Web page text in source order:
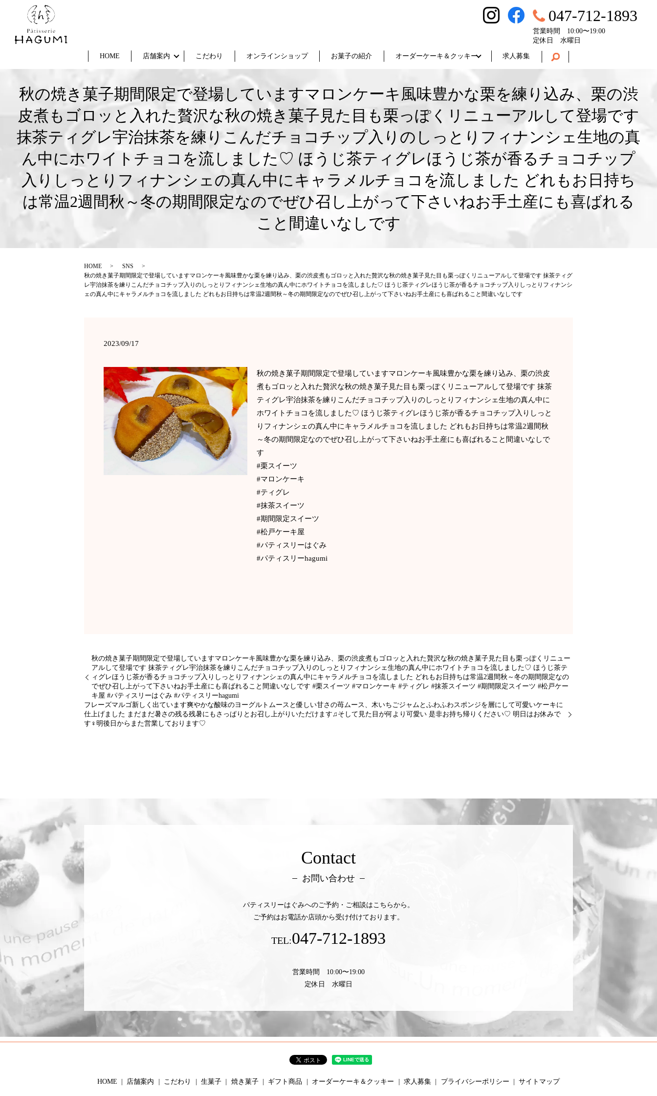
HOME 店舗案内 こだわり オンラインショップ お菓子の紹介 オーダーケーキ＆クッキー 求人募集
047-712-1893
営業時間 10:00〜19:00
定休日 水曜日
秋の焼き菓子期間限定で登場していますマロンケーキ風味豊かな栗を練り込み、栗の渋
皮煮もゴロッと入れた贅沢な秋の焼き菓子見た目も栗っぽくリニューアルして登場です
抹茶ティグレ宇治抹茶を練りこんだチョコチップ入りのしっとりフィナンシェ生地の真
ん中にホワイトチョコを流しました♡ ‬ほうじ茶ティグレ‬ほうじ茶が香るチョコチップ
入りしっとりフィナンシェの真ん中にキャラメルチョコを流しました どれもお日持ち
は常温2週間秋～冬の期間限定なのでぜひ召し上がって下さいねお手土産にも喜ばれる
こと間違いなしです
HOME
SNS
秋の焼き菓子期間限定で登場していますマロンケーキ風味豊かな栗を練り込み、栗の渋皮煮もゴロッと入れた贅沢な秋の焼き菓子見た目も栗っぽくリニューアルして登場です 抹茶ティグ
レ宇治抹茶を練りこんだチョコチップ入りのしっとりフィナンシェ生地の真ん中にホワイトチョコを流しました♡ ‬ほうじ茶ティグレ‬ほうじ茶が香るチョコチップ入りしっとりフィナンシ
ェの真ん中にキャラメルチョコを流しました どれもお日持ちは常温2週間秋～冬の期間限定なのでぜひ召し上がって下さいねお手土産にも喜ばれること間違いなしです
2023/09/17
秋の焼き菓子期間限定で登場していますマロンケーキ風味豊かな栗を練り込み、栗の渋皮
煮もゴロッと入れた贅沢な秋の焼き菓子見た目も栗っぽくリニューアルして登場です 抹茶
ティグレ宇治抹茶を練りこんだチョコチップ入りのしっとりフィナンシェ生地の真ん中に
ホワイトチョコを流しました♡ ‬ほうじ茶ティグレ‬ほうじ茶が香るチョコチップ入りしっと
りフィナンシェの真ん中にキャラメルチョコを流しました どれもお日持ちは常温2週間秋
～冬の期間限定なのでぜひ召し上がって下さいねお手土産にも喜ばれること間違いなしで
す
#栗スイーツ
#マロンケーキ
#ティグレ
#抹茶スイーツ
#期間限定スイーツ
#松戸ケーキ屋
#パティスリーはぐみ
#パティスリーhagumi
秋の焼き菓子期間限定で登場していますマロンケーキ風味豊かな栗を練り込み、栗の渋皮煮もゴロッと入れた贅沢な秋の焼き菓子見た目も栗っぽくリニュー
アルして登場です 抹茶ティグレ宇治抹茶を練りこんだチョコチップ入りのしっとりフィナンシェ生地の真ん中にホワイトチョコを流しました♡ ‬ほうじ茶テ
ィグレ‬ほうじ茶が香るチョコチップ入りしっとりフィナンシェの真ん中にキャラメルチョコを流しました どれもお日持ちは常温2週間秋～冬の期間限定なの
でぜひ召し上がって下さいねお手土産にも喜ばれること間違いなしです #栗スイーツ #マロンケーキ #ティグレ #抹茶スイーツ #期間限定スイーツ #松戸ケー
キ屋 #パティスリーはぐみ #パティスリーhagumi
フレーズマルゴ新しく出ています爽やかな酸味のヨーグルトムースと優しい甘さの苺ムース、木いちごジャムとふわふわスポンジを層にして可愛いケーキに
仕上げました まだまだ暑さの残る残暑にもさっぱりとお召し上がりいただけます♫そして見た目が何より可愛い 是非お持ち帰りください♡ 明日はお休みで
す‍♀️明後日からまた営業しております♡
Contact
お問い合わせ
パティスリーはぐみへのご予約・ご相談はこちらから。
ご予約はお電話か店頭から受け付けております。
TEL:047-712-1893
営業時間 10:00〜19:00
定休日 水曜日
HOME 店舗案内 こだわり 生菓子 焼き菓子 ギフト商品 オーダーケーキ＆クッキー 求人募集 プライバシーポリシー サイトマップ